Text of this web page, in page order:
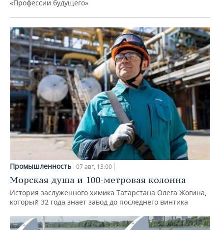
«Профессии будущего»
Промышленность 07 авг, 13:00
Морская душа и 100-метровая колонна
История заслуженного химика Татарстана Олега Жогина,
который 32 года знает завод до последнего винтика